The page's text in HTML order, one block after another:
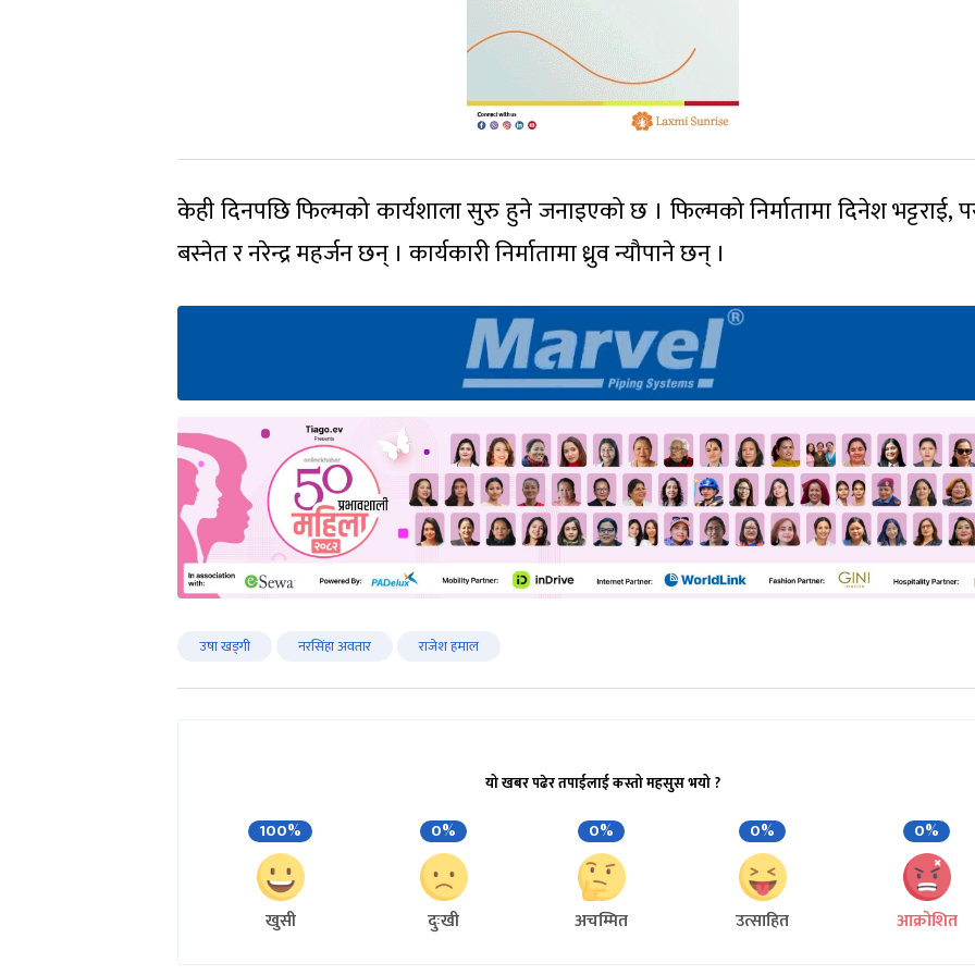
केही दिनपछि फिल्मको कार्यशाला सुरु हुने जनाइएको छ । फिल्मको निर्मातामा दिनेश भट्टराई,
बस्नेत र नरेन्द्र महर्जन छन् । कार्यकारी निर्मातामा ध्रुव न्यौपाने छन् ।
उषा खड्गी नरसिंहा अवतार राजेश हमाल
यो खबर पढेर तपाईलाई कस्तो महसुस भयो ?
100%
खुसी
0%
दुःखी
0%
अचम्मित
0%
उत्साहित
0%
आक्रोशित